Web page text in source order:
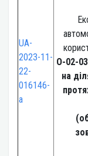
UA-
2023-11-
22-
016146-
a
О-02-
на